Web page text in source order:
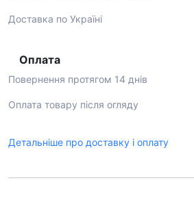
Доставка по Україні
Оплата
Повернення протягом 14 днів
Оплата товару після огляду
Детальніше про доставку і оплату